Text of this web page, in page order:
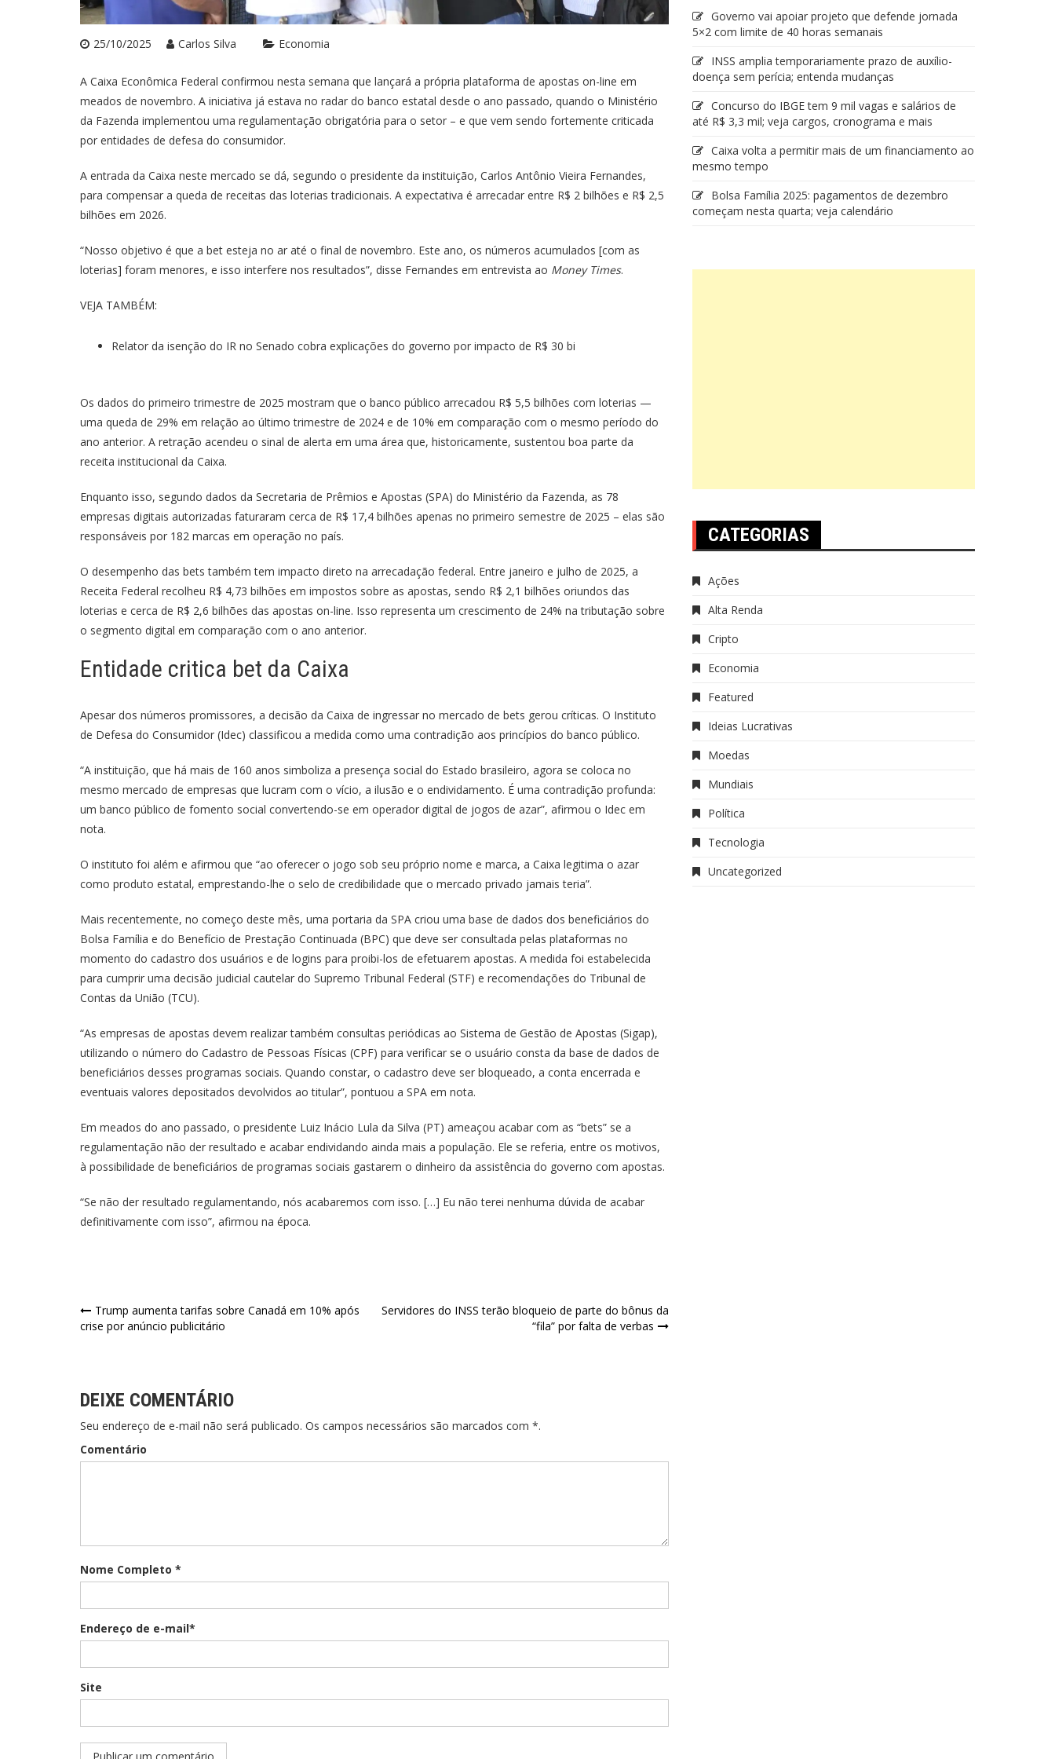
25/10/2025 Carlos Silva Economia
A Caixa Econômica Federal confirmou nesta semana que lançará a própria plataforma de apostas on-line em
meados de novembro. A iniciativa já estava no radar do banco estatal desde o ano passado, quando o Ministério
da Fazenda implementou uma regulamentação obrigatória para o setor – e que vem sendo fortemente criticada
por entidades de defesa do consumidor.
A entrada da Caixa neste mercado se dá, segundo o presidente da instituição, Carlos Antônio Vieira Fernandes,
para compensar a queda de receitas das loterias tradicionais. A expectativa é arrecadar entre R$ 2 bilhões e R$ 2,5
bilhões em 2026.
“Nosso objetivo é que a bet esteja no ar até o final de novembro. Este ano, os números acumulados [com as
loterias] foram menores, e isso interfere nos resultados”, disse Fernandes em entrevista ao Money Times.
VEJA TAMBÉM:
Relator da isenção do IR no Senado cobra explicações do governo por impacto de R$ 30 bi
Os dados do primeiro trimestre de 2025 mostram que o banco público arrecadou R$ 5,5 bilhões com loterias —
uma queda de 29% em relação ao último trimestre de 2024 e de 10% em comparação com o mesmo período do
ano anterior. A retração acendeu o sinal de alerta em uma área que, historicamente, sustentou boa parte da
receita institucional da Caixa.
Enquanto isso, segundo dados da Secretaria de Prêmios e Apostas (SPA) do Ministério da Fazenda, as 78
empresas digitais autorizadas faturaram cerca de R$ 17,4 bilhões apenas no primeiro semestre de 2025 – elas são
responsáveis por 182 marcas em operação no país.
O desempenho das bets também tem impacto direto na arrecadação federal. Entre janeiro e julho de 2025, a
Receita Federal recolheu R$ 4,73 bilhões em impostos sobre as apostas, sendo R$ 2,1 bilhões oriundos das
loterias e cerca de R$ 2,6 bilhões das apostas on-line. Isso representa um crescimento de 24% na tributação sobre
o segmento digital em comparação com o ano anterior.
Entidade critica bet da Caixa
Apesar dos números promissores, a decisão da Caixa de ingressar no mercado de bets gerou críticas. O Instituto
de Defesa do Consumidor (Idec) classificou a medida como uma contradição aos princípios do banco público.
“A instituição, que há mais de 160 anos simboliza a presença social do Estado brasileiro, agora se coloca no
mesmo mercado de empresas que lucram com o vício, a ilusão e o endividamento. É uma contradição profunda:
um banco público de fomento social convertendo-se em operador digital de jogos de azar”, afirmou o Idec em
nota.
O instituto foi além e afirmou que “ao oferecer o jogo sob seu próprio nome e marca, a Caixa legitima o azar
como produto estatal, emprestando-lhe o selo de credibilidade que o mercado privado jamais teria”.
Mais recentemente, no começo deste mês, uma portaria da SPA criou uma base de dados dos beneficiários do
Bolsa Família e do Benefício de Prestação Continuada (BPC) que deve ser consultada pelas plataformas no
momento do cadastro dos usuários e de logins para proibi-los de efetuarem apostas. A medida foi estabelecida
para cumprir uma decisão judicial cautelar do Supremo Tribunal Federal (STF) e recomendações do Tribunal de
Contas da União (TCU).
“As empresas de apostas devem realizar também consultas periódicas ao Sistema de Gestão de Apostas (Sigap),
utilizando o número do Cadastro de Pessoas Físicas (CPF) para verificar se o usuário consta da base de dados de
beneficiários desses programas sociais. Quando constar, o cadastro deve ser bloqueado, a conta encerrada e
eventuais valores depositados devolvidos ao titular”, pontuou a SPA em nota.
Em meados do ano passado, o presidente Luiz Inácio Lula da Silva (PT) ameaçou acabar com as “bets” se a
regulamentação não der resultado e acabar endividando ainda mais a população. Ele se referia, entre os motivos,
à possibilidade de beneficiários de programas sociais gastarem o dinheiro da assistência do governo com apostas.
“Se não der resultado regulamentando, nós acabaremos com isso. […] Eu não terei nenhuma dúvida de acabar
definitivamente com isso”, afirmou na época.
Navegação
Trump aumenta tarifas sobre Canadá em 10% após
crise por anúncio publicitário
Servidores do INSS terão bloqueio de parte do bônus da
“fila” por falta de verbas
DEIXE COMENTÁRIO
Seu endereço de e-mail não será publicado. Os campos necessários são marcados com *.
Comentário
Nome Completo *
Endereço de e-mail*
Site
Governo vai apoiar projeto que defende jornada
5×2 com limite de 40 horas semanais
INSS amplia temporariamente prazo de auxílio-
doença sem perícia; entenda mudanças
Concurso do IBGE tem 9 mil vagas e salários de
até R$ 3,3 mil; veja cargos, cronograma e mais
Caixa volta a permitir mais de um financiamento ao
mesmo tempo
Bolsa Família 2025: pagamentos de dezembro
começam nesta quarta; veja calendário
CATEGORIAS
Ações
Alta Renda
Cripto
Economia
Featured
Ideias Lucrativas
Moedas
Mundiais
Política
Tecnologia
Uncategorized